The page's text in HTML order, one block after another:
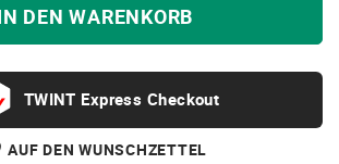
DEN WARENKORB
Express Checkout
AUF DEN WUNSCHZETTEL